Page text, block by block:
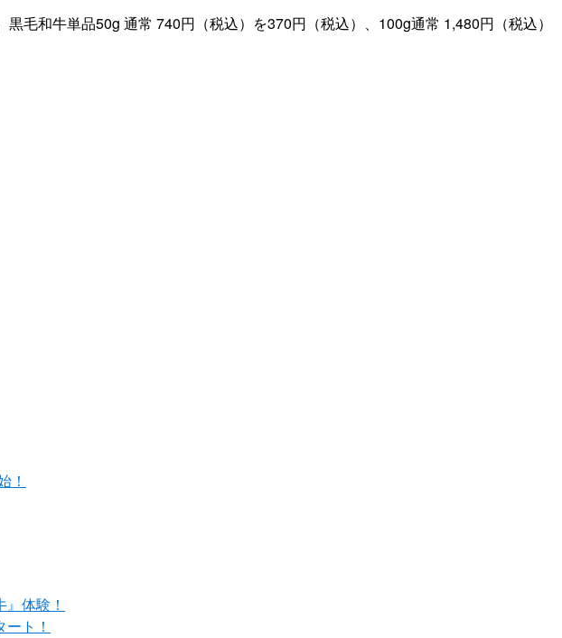
毛和牛単品50g 通常 740円（税込）を370円（税込）、100g通常 1,480円（税込）
！
体験！
ト！